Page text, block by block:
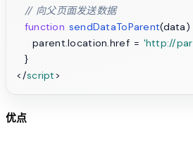
// 向父页面发送数据
function sendDataToParent(data)
    parent.
location.href = 'http://
</script>
优点